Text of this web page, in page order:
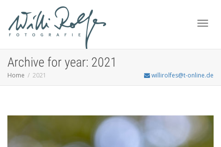
Archive for year: 2021
Home 2021 willirolfes@t-online.de